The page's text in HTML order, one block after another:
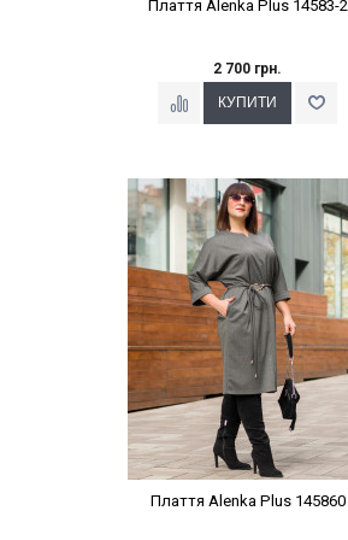
Плаття Alenka Plus 14583-2
2 700 грн.
Наклейки Варіант з %
Плаття Alenka Plus 145860